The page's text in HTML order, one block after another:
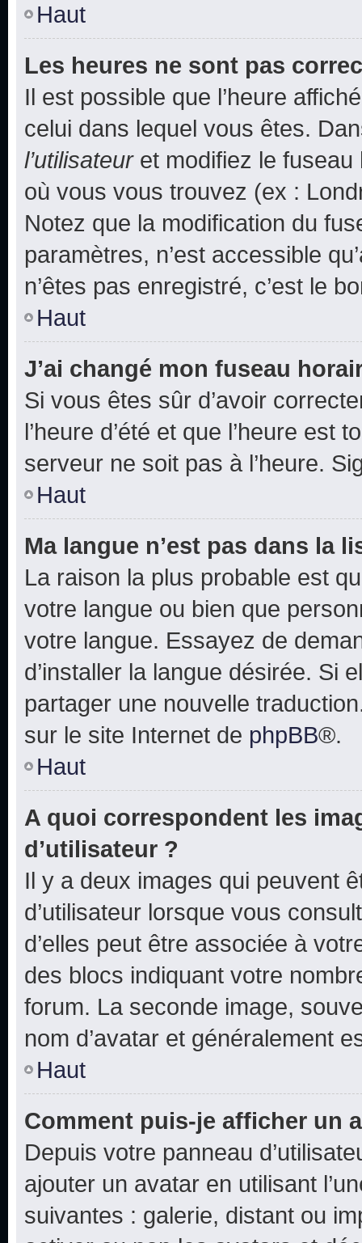
Haut
Les heures ne sont pas
Il est possible que l’heure
celui dans lequel vous êtes.
l’utilisateuret modifiez le fuseau
où vous vous trouvez (ex :
Notez que la modification du
paramètres, n’est accessible
n’êtes pas enregistré, c’est le
Haut
J’ai changé mon fuseau
Si vous êtes sûr d’avoir
l’heure d’été et que l’heure est
serveur ne soit pas à l’heure.
Haut
Ma langue n’est pas dans la
La raison la plus probable est
votre langue ou bien que
votre langue. Essayez de
d’installer la langue désirée. Si
partager une nouvelle
sur le site Internet de phpBB®.
Haut
A quoi correspondent les
d’utilisateur ?
Il y a deux images qui peuvent
d’utilisateur lorsque vous
d’elles peut être associée à
des blocs indiquant votre
forum. La seconde image,
nom d’avatar et généralement
Haut
Comment puis-je afficher un
Depuis votre panneau
ajouter un avatar en utilisant
suivantes : galerie, distant ou